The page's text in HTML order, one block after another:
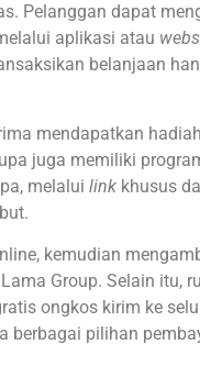
Pelanggan dapat
aplikasi atau
belanjaan
mendapatkan
juga memiliki
melalui link khusus
kemudian
Group. Selain itu,
ongkos kirim ke
berbagai pilihan